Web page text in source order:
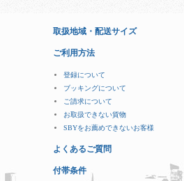
取扱地域・配送サイズ
ご利用方法
登録について
ブッキングについて
ご請求について
お取扱できない貨物
SBYをお薦めできないお客様
よくあるご質問
付帯条件